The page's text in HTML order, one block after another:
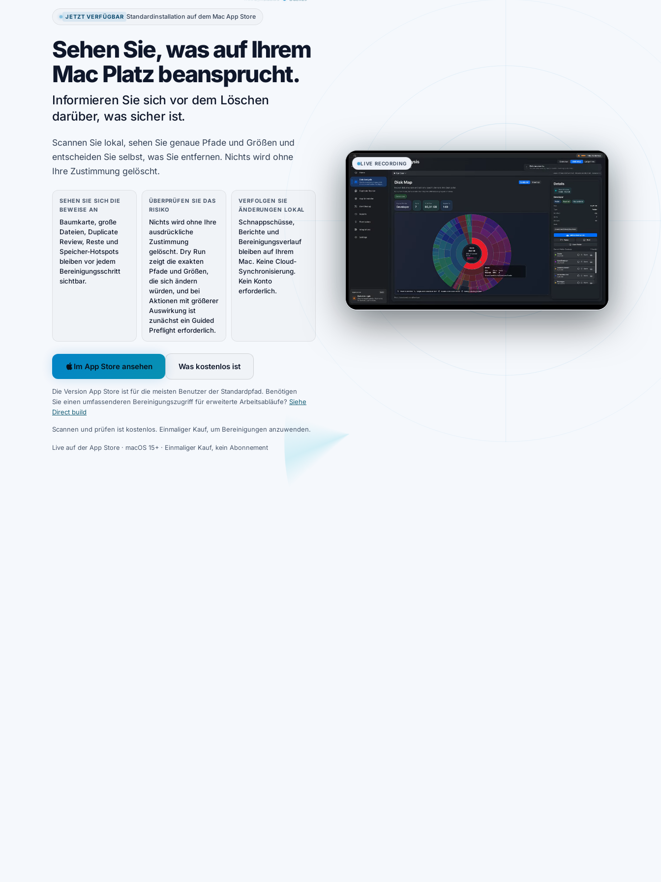
JETZT VERFÜGBAR Standardinstallation auf dem Mac App Store
Sehen Sie, was auf Ihrem
Mac Platz beansprucht.
Informieren Sie sich vor dem Löschen
darüber, was sicher ist.
Scannen Sie lokal, sehen Sie genaue Pfade und Größen und
entscheiden Sie selbst, was Sie entfernen. Nichts wird ohne
Ihre Zustimmung gelöscht.
SEHEN SIE SICH DIE
BEWEISE AN
Baumkarte, große
Dateien, Duplicate
Review, Reste und
Speicher-Hotspots
bleiben vor jedem
Bereinigungsschritt
sichtbar.
ÜBERPRÜFEN SIE DAS
RISIKO
Nichts wird ohne Ihre
ausdrückliche
Zustimmung
gelöscht. Dry Run
zeigt die exakten
Pfade und Größen,
die sich ändern
würden, und bei
Aktionen mit größerer
Auswirkung ist
zunächst ein Guided
Preflight erforderlich.
VERFOLGEN SIE
ÄNDERUNGEN LOKAL
Schnappschüsse,
Berichte und
Bereinigungsverlauf
bleiben auf Ihrem
Mac. Keine Cloud-
Synchronisierung.
Kein Konto
erforderlich.
Im App Store ansehen
(opens in new tab)
Was kostenlos ist
Die Version App Store ist für die meisten Benutzer der Standardpfad. Benötigen
Sie einen umfassenderen Bereinigungszugriff für erweiterte Arbeitsabläufe? Siehe
Direct build
Scannen und prüfen ist kostenlos. Einmaliger Kauf, um Bereinigungen anzuwenden.
Live auf der App Store · macOS 15+ · Einmaliger Kauf, kein Abonnement
LIVE RECORDING